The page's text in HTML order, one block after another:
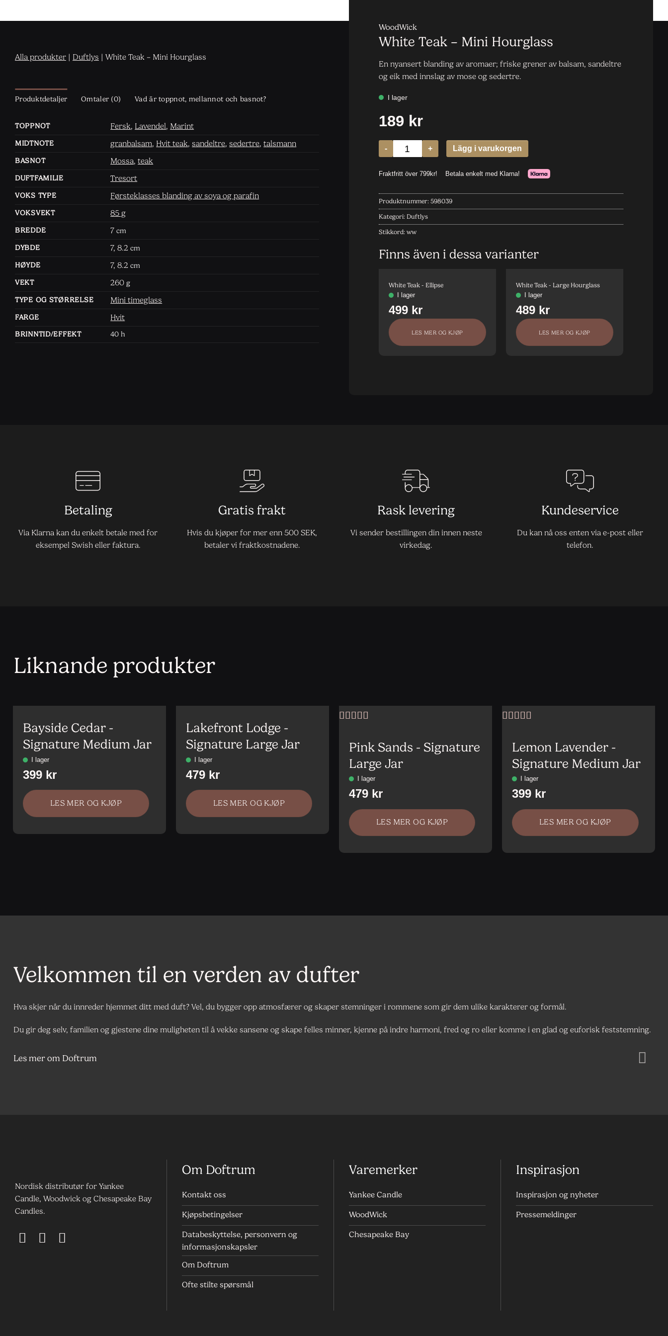
Alla produkter | Duftlys | White Teak – Mini Hourglass
Produktdetaljer Omtaler (0) Vad är toppnot, mellannot och basnot?
TOPPNOT Fersk, Lavendel, Marint
MIDTNOTE granbalsam, Hvit teak,sandeltre,sedertre,talsmann
BASNOT Mossa,teak
DUFTFAMILIE Tresort
VOKS TYPE Førsteklasses blanding av soya og parafin
VOKSVEKT 85 g
BREDDE 7 cm
DYBDE
7, 8.2 cm
HØYDE
7, 8.2 cm
VEKT
260 g
TYPE OG STØRRELSE
Mini timeglass
FARGE Hvit
BRINNTID/EFFEKT 40 h
WoodWick
White Teak – Mini Hourglass
En nyansert blanding av aromaer; friske grener av balsam, sandeltre
og eik med innslag av mose og sedertre.
Produktnummer: 598039
Kategori: Duftlys
Stikkord: ww
Finns även i dessa varianter
White Teak - Ellipse
LES MER OG KJØP
White Teak - Large Hourglass
LES MER OG KJØP
Betaling
Via Klarna kan du enkelt betale med for
eksempel Swish eller faktura.
Gratis frakt
Hvis du kjøper for mer enn 500 SEK,
betaler vi fraktkostnadene.
Rask levering
Vi sender bestillingen din innen neste
virkedag.
Kundeservice
Du kan nå oss enten via e-post eller
telefon.
Liknande produkter
Bayside Cedar -
Signature Medium Jar
LES MER OG KJØP
Lakefront Lodge -
Signature Large Jar
LES MER OG KJØP
Pink Sands - Signature
Large Jar
LES MER OG KJØP
Lemon Lavender -
Signature Medium Jar
LES MER OG KJØP
Velkommen til en verden av dufter
Hva skjer når du innreder hjemmet ditt med duft? Vel, du bygger opp atmosfærer og skaper stemninger i rommene som gir dem ulike karakterer og formål.
Du gir deg selv, familien og gjestene dine muligheten til å vekke sansene og skape felles minner, kjenne på indre harmoni, fred og ro eller komme i en glad og euforisk feststemning.
Les mer om Doftrum
Nordisk distributør for Yankee
Candle, Woodwick og Chesapeake Bay
Candles.
Om Doftrum
Kontakt oss
Kjøpsbetingelser
Databeskyttelse, personvern og
informasjonskapsler
Om Doftrum
Ofte stilte spørsmål
Varemerker
Yankee Candle
WoodWick
Chesapeake Bay
Inspirasjon
Inspirasjon og nyheter
Pressemeldinger